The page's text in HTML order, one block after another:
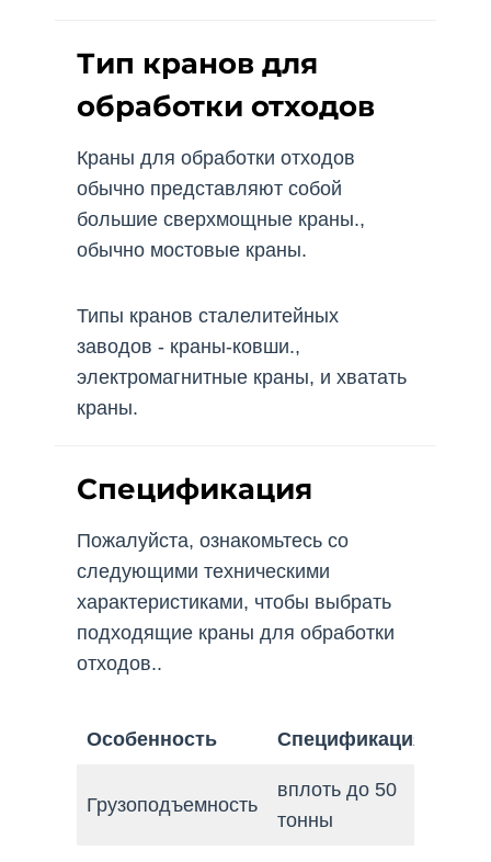
Тип кранов для
обработки отходов
Краны для обработки отходов
обычно представляют собой
большие сверхмощные краны.,
обычно мостовые краны.
Типы кранов сталелитейных
заводов - краны-ковши.,
электромагнитные краны, и хватать
краны.
Спецификация
Пожалуйста, ознакомьтесь со
следующими техническими
характеристиками, чтобы выбрать
подходящие краны для обработки
отходов..
Особенность Спецификация
Грузоподъемность
вплоть до 50
тонны